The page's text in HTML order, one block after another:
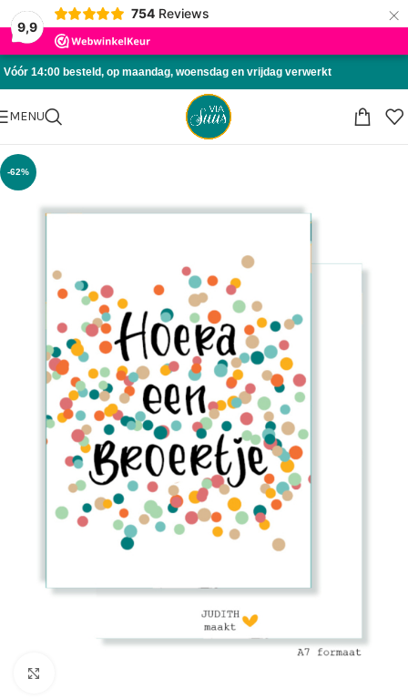
9,9
754 Reviews ×
Skip to navigation
Skip to main content
Vóór 14:00 besteld, op maandag, woensdag en vrijdag verwerkt
MENU
-62%